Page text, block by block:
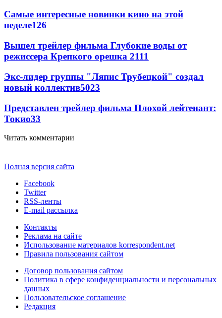
Самые интересные новинки кино на этой
неделе126
Вышел трейлер фильма Глубокие воды от
режиссера Крепкого орешка 2111
Экс-лидер группы "Ляпис Трубецкой" создал
новый коллектив5023
Представлен трейлер фильма Плохой лейтенант:
Токио33
Читать комментарии
Полная версия сайта
Facebook
Twitter
RSS-ленты
E-mail рассылка
Контакты
Реклама на сайте
Использование материалов korrespondent.net
Правила пользования сайтом
Договор пользования сайтом
Политика в сфере конфиденциальности и персональных
данных
Пользовательское соглашение
Редакция